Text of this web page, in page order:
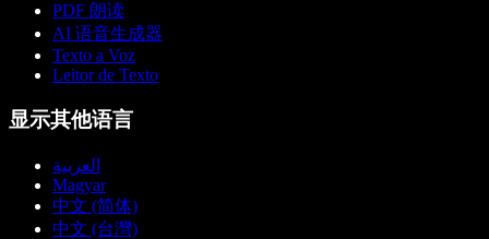
PDF 朗读
AI 语音生成器
Texto a Voz
Leitor de Texto
显示其他语言
العربية
Magyar
中文 (简体)
中文 (台灣)